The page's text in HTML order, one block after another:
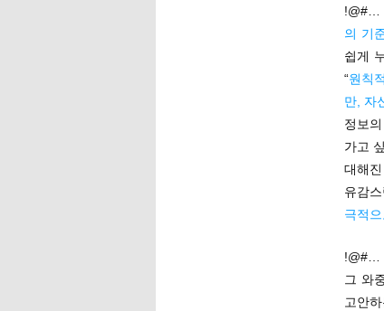
!@#…
의 기
쉽게
“원칙
만, 자
정보
가고
대해
유감
극적
!@#…
그 와
고안